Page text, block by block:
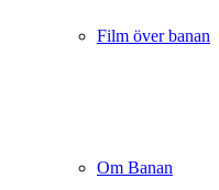
Film över banan
Om Banan